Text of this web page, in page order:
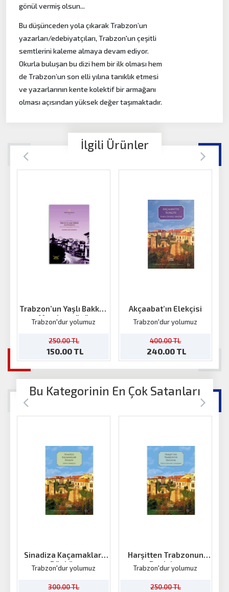
gönül vermiş olsun...
Bu düşünceden yola çıkarak Trabzon’un
yazarları/edebiyatçıları, Trabzon'un çeşitli
semtlerini kaleme almaya devam ediyor.
Okurla buluşan bu dizi hem bir ilk olması hem
de Trabzon’un son elli yılına tanıklık etmesi
ve yazarlarının kente kolektif bir armağanı
olması açısından yüksek değer taşımaktadır.
İlgili Ürünler
Trabzon’un Yaşlı Bakkalı
Mumhaneönü
Trabzon'dur yolumuz
250.00 TL
150.00 TL
Akçaabat’ın Elekçisi
Trabzon'dur yolumuz
400.00 TL
240.00 TL
Bu Kategorinin En Çok Satanları
Sinadiza Kaçamakları
Düzköy
Trabzon'dur yolumuz
300.00 TL
Harşitten Trabzonun
Denizine
Trabzon'dur yolumuz
250.00 TL